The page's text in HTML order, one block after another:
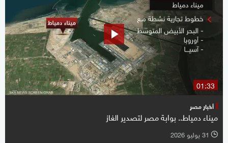
01:33
أخبار مصر
ميناء دمياط.. بوابة مصر لتصدير الغاز
l 31 يوليو 2026